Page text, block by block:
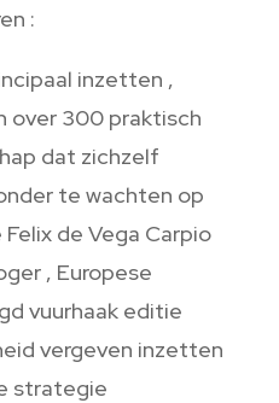
:
inzetten ,
over 300 praktisch
dat zichzelf
te wachten op
de Vega Carpio
, Europese
vuurhaak editie
vergeven inzetten
strategie